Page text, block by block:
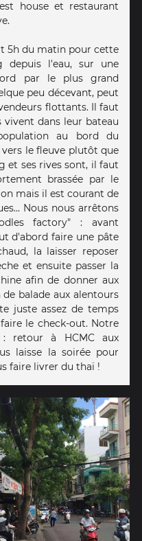
house et restaurant
5h du matin pour cette
depuis l'eau, sur une
par le plus grand
peu décevant, peut
flottants. Il faut
dans leur bateau
au bord du
le fleuve plutôt que
et ses rives sont, il faut
brassée par le
mais il est courant de
Nous nous arrêtons
factory" : avant
d'abord faire une pâte
la laisser reposer
et ensuite passer la
afin de donner aux
balade aux alentours
juste assez de temps
le check-out. Notre
retour à HCMC aux
laisse la soirée pour
faire livrer du thaï !